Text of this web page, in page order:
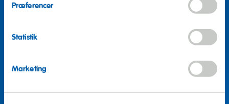
Præferencer
Statistik
Marketing